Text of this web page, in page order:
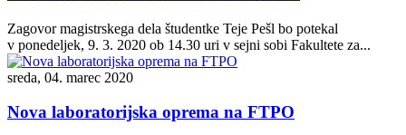
Zagovor magistrskega dela študentke Teje Pešl bo potekal
v ponedeljek, 9. 3. 2020 ob 14.30 uri v sejni sobi Fakultete za...
sreda, 04. marec 2020
Nova laboratorijska oprema na FTPO